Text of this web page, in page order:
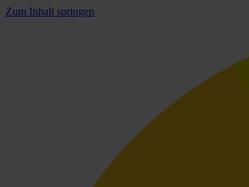
Zum Inhalt springen